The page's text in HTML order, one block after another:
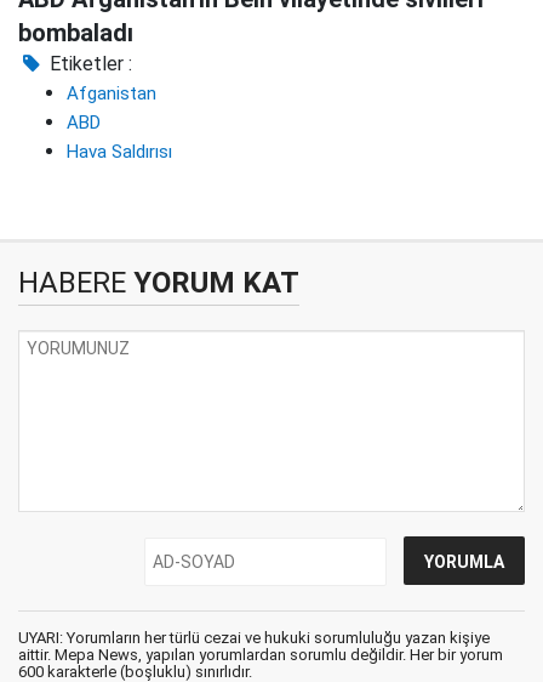
bombaladı
Etiketler :
Afganistan
ABD
Hava Saldırısı
HABERE YORUM KAT
UYARI: Yorumların her türlü cezai ve hukuki sorumluluğu yazan kişiye
aittir. Mepa News, yapılan yorumlardan sorumlu değildir. Her bir yorum
600 karakterle (boşluklu) sınırlıdır.